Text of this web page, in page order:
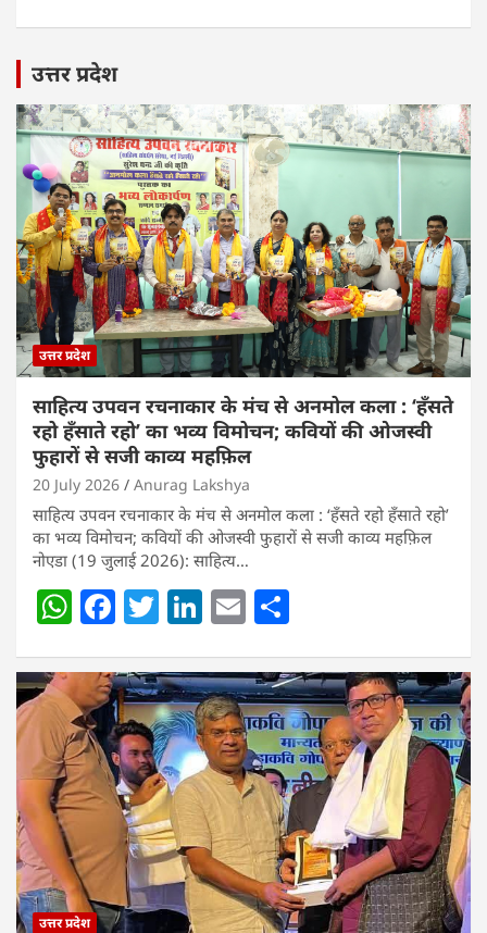
उत्तर प्रदेश
उत्तर प्रदेश
साहित्य उपवन रचनाकार के मंच से अनमोल कला : ‘हॅंसते
रहो हॅंसाते रहो’ का भव्य विमोचन; कवियों की ओजस्वी
फुहारों से सजी काव्य महफ़िल
20 July 2026 Anurag Lakshya
साहित्य उपवन रचनाकार के मंच से अनमोल कला : ‘हॅंसते रहो हॅंसाते रहो’
का भव्य विमोचन; कवियों की ओजस्वी फुहारों से सजी काव्य महफ़िल
नोएडा (19 जुलाई 2026): साहित्य…
W
at
s
A
p
p
F
c
e
b
o
o
k
T
itt
er
Li
k
e
dI
n
E
ai
l
ar
e
उत्तर प्रदेश